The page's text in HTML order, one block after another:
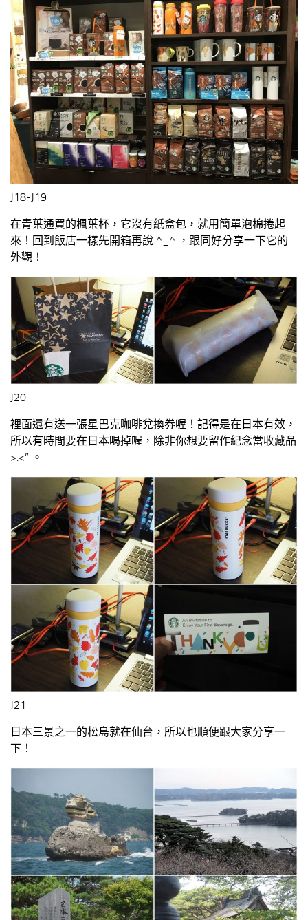
J18-J19
在青葉通買的楓葉杯，它沒有紙盒包，就用簡單泡棉捲起
來！回到飯店一樣先開箱再說 ^_^ ，跟同好分享一下它的
外觀！
J20
裡面還有送一張星巴克咖啡兌換券喔！記得是在日本有效，
所以有時間要在日本喝掉喔，除非你想要留作紀念當收藏品
>.<” 。
J21
日本三景之一的松島就在仙台，所以也順便跟大家分享一
下！